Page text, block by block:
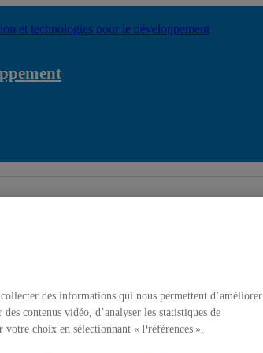
des informations qui nous permettent d’améliorer
contenus vidéo, d’analyser les statistiques de
choix en sélectionnant « Préférences ».